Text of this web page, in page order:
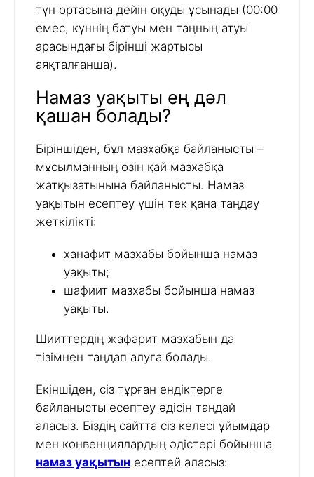
түн ортасына дейін оқуды ұсынады (00:00
емес, күннің батуы мен таңның атуы
арасындағы бірінші жартысы
аяқталғанша).
Намаз уақыты ең дәл
қашан болады?
Біріншіден, бұл мазхабқа байланысты –
мұсылманның өзін қай мазхабқа
жатқызатынына байланысты. Намаз
уақытын есептеу үшін тек қана таңдау
жеткілікті:
ханафит мазхабы бойынша намаз
уақыты;
шафиит мазхабы бойынша намаз
уақыты.
Шииттердің жафарит мазхабын да
тізімнен таңдап алуға болады.
Екіншіден, сіз тұрған ендіктерге
байланысты есептеу әдісін таңдай
аласыз. Біздің сайтта сіз келесі ұйымдар
мен конвенциялардың әдістері бойынша
намаз уақытын есептей аласыз: